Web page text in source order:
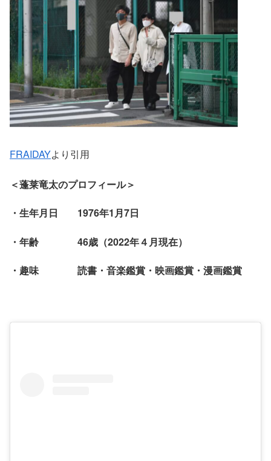
FRAIDAYより引用
＜蓬莱竜太のプロフィール＞
・生年月日 1976年1月7日
・年齢 46歳（2022年４月現在）
・趣味 読書・音楽鑑賞・映画鑑賞・漫画鑑賞